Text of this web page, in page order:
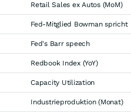
Retail Sales ex Autos (MoM)
Fed-Mitglied Bowman spricht
Fed's Barr speech
Redbook Index (YoY)
Capacity Utilization
Industrieproduktion (Monat)